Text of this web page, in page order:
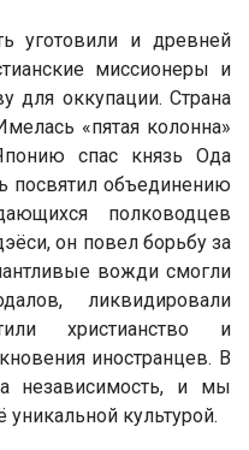
уготовили и древней
миссионеры и
для оккупации. Страна
«пятая колонна»
спас князь Ода
посвятил объединению
полководцев
он повел борьбу за
вожди смогли
ликвидировали
христианство и
иностранцев. В
независимость, и мы
культурой.